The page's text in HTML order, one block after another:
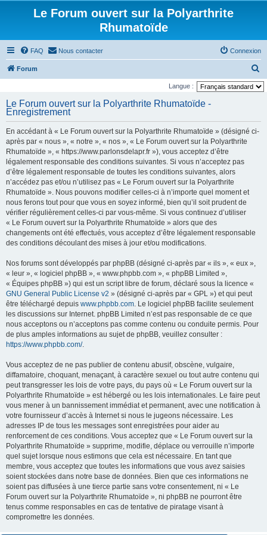
Le Forum ouvert sur la Polyarthrite
Rhumatoïde
FAQ Nous contacter Connexion
Forum
e
Langue :
Le Forum ouvert sur la Polyarthrite Rhumatoïde -
Enregistrement
En accédant à « Le Forum ouvert sur la Polyarthrite Rhumatoïde » (désigné ci-
après par « nous », « notre », « nos », « Le Forum ouvert sur la Polyarthrite
Rhumatoïde », « https://www.parlonsdelapr.fr »), vous acceptez d’être
légalement responsable des conditions suivantes. Si vous n’acceptez pas
d’être légalement responsable de toutes les conditions suivantes, alors
n’accédez pas et/ou n’utilisez pas « Le Forum ouvert sur la Polyarthrite
Rhumatoïde ». Nous pouvons modifier celles-ci à n’importe quel moment et
nous ferons tout pour que vous en soyez informé, bien qu’il soit prudent de
vérifier régulièrement celles-ci par vous-même. Si vous continuez d’utiliser
« Le Forum ouvert sur la Polyarthrite Rhumatoïde » alors que des
changements ont été effectués, vous acceptez d’être légalement responsable
des conditions découlant des mises à jour et/ou modifications.
Nos forums sont développés par phpBB (désigné ci-après par « ils », « eux »,
« leur », « logiciel phpBB », « www.phpbb.com », « phpBB Limited »,
« Équipes phpBB ») qui est un script libre de forum, déclaré sous la licence «
GNU General Public License v2 » (désigné ci-après par « GPL ») et qui peut
être téléchargé depuis www.phpbb.com. Le logiciel phpBB facilite seulement
les discussions sur Internet. phpBB Limited n’est pas responsable de ce que
nous acceptons ou n’acceptons pas comme contenu ou conduite permis. Pour
de plus amples informations au sujet de phpBB, veuillez consulter :
https://www.phpbb.com/.
Vous acceptez de ne pas publier de contenu abusif, obscène, vulgaire,
diffamatoire, choquant, menaçant, à caractère sexuel ou tout autre contenu qui
peut transgresser les lois de votre pays, du pays où « Le Forum ouvert sur la
Polyarthrite Rhumatoïde » est hébergé ou les lois internationales. Le faire peut
vous mener à un bannissement immédiat et permanent, avec une notification à
votre fournisseur d’accès à Internet si nous le jugeons nécessaire. Les
adresses IP de tous les messages sont enregistrées pour aider au
renforcement de ces conditions. Vous acceptez que « Le Forum ouvert sur la
Polyarthrite Rhumatoïde » supprime, modifie, déplace ou verrouille n’importe
quel sujet lorsque nous estimons que cela est nécessaire. En tant que
membre, vous acceptez que toutes les informations que vous avez saisies
soient stockées dans notre base de données. Bien que ces informations ne
soient pas diffusées à une tierce partie sans votre consentement, ni « Le
Forum ouvert sur la Polyarthrite Rhumatoïde », ni phpBB ne pourront être
tenus comme responsables en cas de tentative de piratage visant à
compromettre les données.